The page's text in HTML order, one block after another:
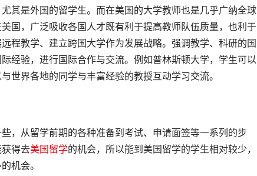
其是外国的留学生。而在美国的大学教师也是几乎广纳全球
国，广泛吸收各国人才既有利于提高教师队伍质量，也利于
程教学、建立跨国大学作为发展战略。强调教学、科研的国
经验，进行国际合作与交流。例如普林斯顿大学，学生可以
世界各地的同学与丰富经验的教授互动学习交流。
从留学前期的各种准备到考试、申请面签等一系列的步
得去美国留学的机会，所以能到美国留学的学生相对较少，
机会。